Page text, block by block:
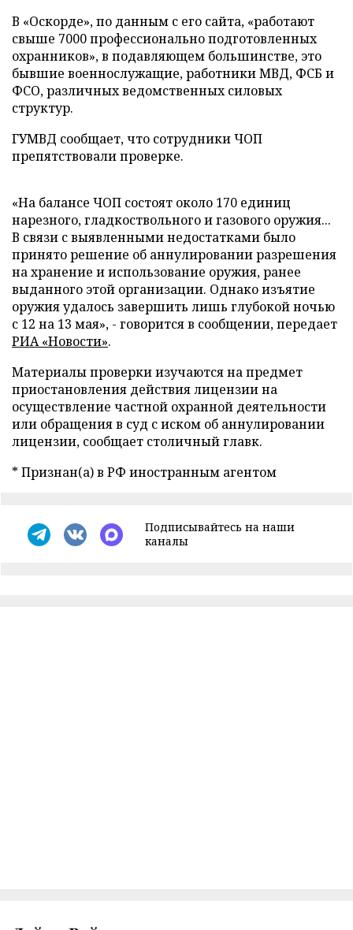
В «Оскорде», по данным с его сайта, «работают
свыше 7000 профессионально подготовленных
охранников», в подавляющем большинстве, это
бывшие военнослужащие, работники МВД, ФСБ и
ФСО, различных ведомственных силовых
структур.
ГУМВД сообщает, что сотрудники ЧОП
препятствовали проверке.
«На балансе ЧОП состоят около 170 единиц
нарезного, гладкоствольного и газового оружия...
В связи с выявленными недостатками было
принято решение об аннулировании разрешения
на хранение и использование оружия, ранее
выданного этой организации. Однако изъятие
оружия удалось завершить лишь глубокой ночью
с 12 на 13 мая», - говорится в сообщении, передает
РИА «Новости».
Материалы проверки изучаются на предмет
приостановления действия лицензии на
осуществление частной охранной деятельности
или обращения в суд с иском об аннулировании
лицензии, сообщает столичный главк.
* Признан(а) в РФ иностранным агентом
Подписывайтесь на наши
каналы